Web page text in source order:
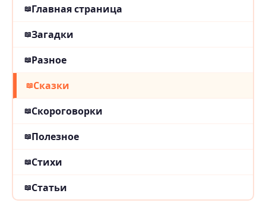
Главная страница
Загадки
Разное
Сказки
Скороговорки
Полезное
Стихи
Статьи